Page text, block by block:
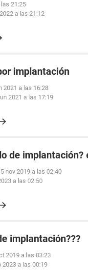
21:25
a las 21:12
implantación
2021 a las 16:28
2021 a las 17:19
de
nov 2019 a las 02:40
a las 02:50
implantación???
2019 a las 03:23
2023 a las 00:19